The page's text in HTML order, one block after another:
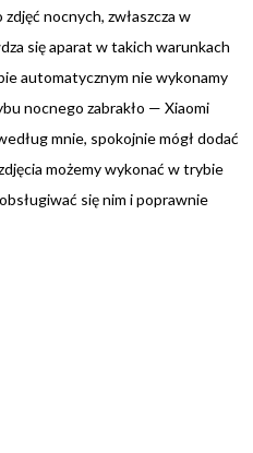
nocnych, zwłaszcza w
się aparat w takich warunkach
automatycznym nie wykonamy
nocnego zabrakło — Xiaomi
mnie, spokojnie mógł dodać
możemy wykonać w trybie
się nim i poprawnie